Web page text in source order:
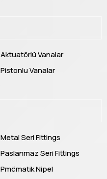
Aktuatörlü Vanalar
Pistonlu Vanalar
Metal Seri Fittings
Paslanmaz Seri Fittings
Pmömatik Nipel